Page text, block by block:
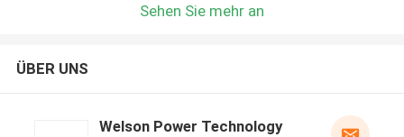
Sehen Sie mehr an
ÜBER UNS
Welson Power Technology